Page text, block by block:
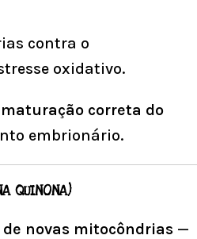
contra o
oxidativo.
maturação correta do
embrionário.
QUINONA)
novas mitocôndrias —